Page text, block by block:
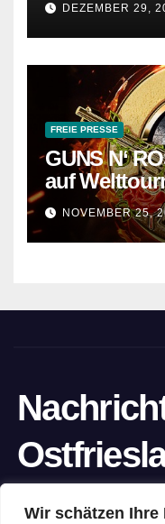
Wir schätzen Ihre
DEZEMBER 29,
FREIE PRESSE
GUNS N‘
auf
NOVEMBER 25,